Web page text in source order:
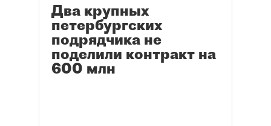
Два крупных
петербургских
подрядчика не
поделили контракт на
600 млн